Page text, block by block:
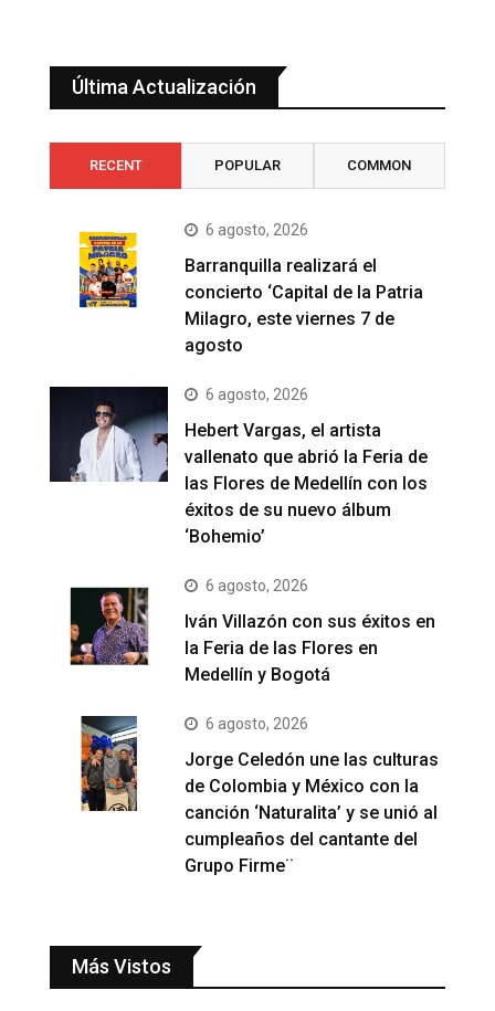
Última Actualización
RECENT POPULAR COMMON
6 agosto, 2026
Barranquilla realizará el
concierto ‘Capital de la Patria
Milagro, este viernes 7 de
agosto
6 agosto, 2026
Hebert Vargas, el artista
vallenato que abrió la Feria de
las Flores de Medellín con los
éxitos de su nuevo álbum
‘Bohemio’
6 agosto, 2026
Iván Villazón con sus éxitos en
la Feria de las Flores en
Medellín y Bogotá
6 agosto, 2026
Jorge Celedón une las culturas
de Colombia y México con la
canción ‘Naturalita’ y se unió al
cumpleaños del cantante del
Grupo Firme¨
Más Vistos